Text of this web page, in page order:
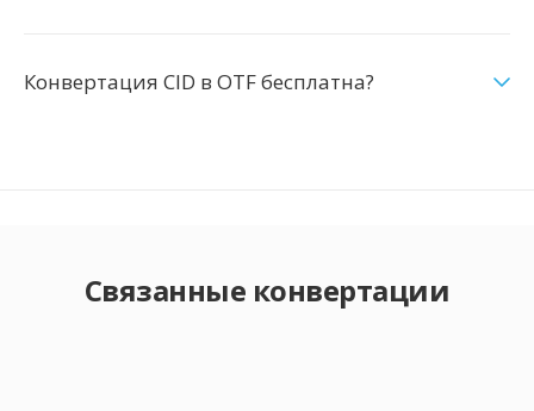
Конвертация CID в OTF бесплатна?
Связанные конвертации